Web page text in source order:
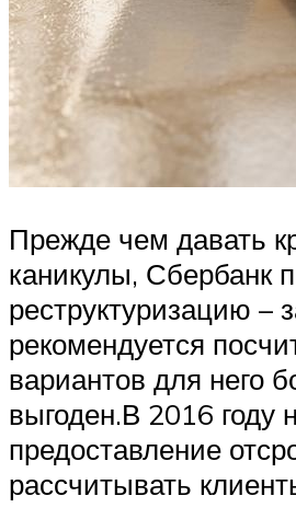
Прежде чем давать
каникулы, Сбербанк
реструктуризацию –
рекомендуется
вариантов для него
выгоден.В 2016 году
предоставление
рассчитывать